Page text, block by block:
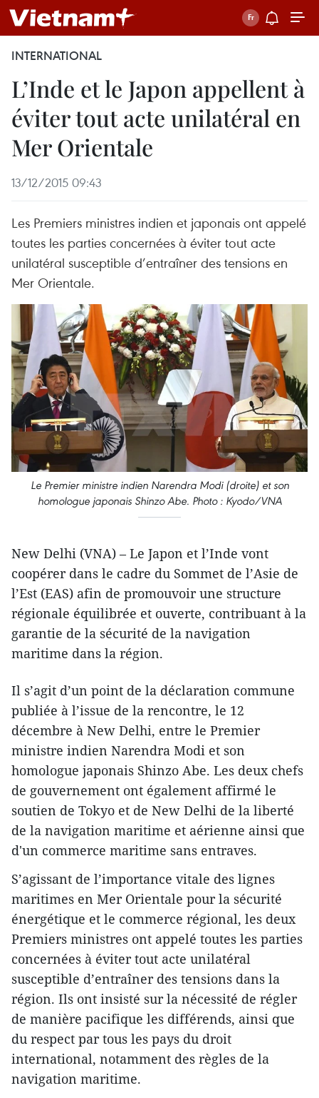
INTERNATIONAL
L’Inde et le Japon appellent à
éviter tout acte unilatéral en
Mer Orientale
13/12/2015 09:43
Les Premiers ministres indien et japonais ont appelé
toutes les parties concernées à éviter tout acte
unilatéral susceptible d’entraîner des tensions en
Mer Orientale.
Le Premier ministre indien Narendra Modi (droite) et son
homologue japonais Shinzo Abe. Photo : Kyodo/VNA
New Delhi (VNA) – Le Japon et l’Inde vont
coopérer dans le cadre du Sommet de l’Asie de
l’Est (EAS) afin de promouvoir une structure
régionale équilibrée et ouverte, contribuant à la
garantie de la sécurité de la navigation
maritime dans la région.
Il s’agit d’un point de la déclaration commune
publiée à l’issue de la rencontre, le 12
décembre à New Delhi, entre le Premier
ministre indien Narendra Modi et son
homologue japonais Shinzo Abe. Les deux chefs
de gouvernement ont également affirmé le
soutien de Tokyo et de New Delhi de la liberté
de la navigation maritime et aérienne ainsi que
d'un commerce maritime sans entraves.
S’agissant de l’importance vitale des lignes
maritimes en Mer Orientale pour la sécurité
énergétique et le commerce régional, les deux
Premiers ministres ont appelé toutes les parties
concernées à éviter tout acte unilatéral
susceptible d’entraîner des tensions dans la
région. Ils ont insisté sur la nécessité de régler
de manière pacifique les différends, ainsi que
du respect par tous les pays du droit
international, notamment des règles de la
navigation maritime.